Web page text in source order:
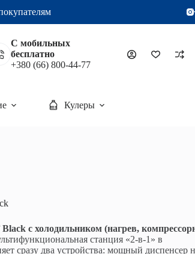
С мобильных
бесплатно
+380 (66) 800-44-77
Кулеры
с холодильником (нагрев,
станция «2-в-1» в
сразу два устройства: мощный диспенсер